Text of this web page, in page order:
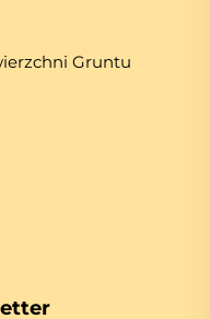
Gruntu